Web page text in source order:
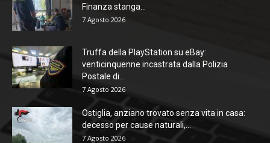
Finanza stanga...
7 Agosto 2026
Truffa della PlayStation su eBay:
venticinquenne incastrata dalla Polizia
Postale di...
7 Agosto 2026
Ostiglia, anziano trovato senza vita in casa:
decesso per cause naturali,...
7 Agosto 2026